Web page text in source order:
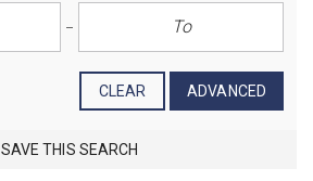
CLEAR ADVANCED
SAVE THIS SEARCH